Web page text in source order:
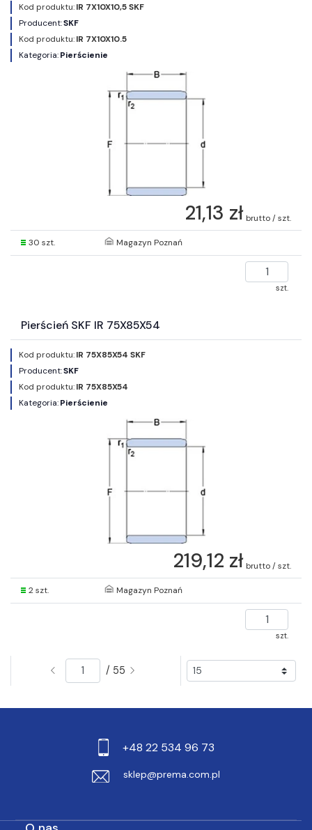
Kod produktu:IR 7X10X10,5 SKF
Producent:SKF
Kod produktu:IR 7X10X10.5
Kategoria:Pierścienie
21,13 zł brutto / szt.
30 szt. Magazyn Poznań
szt.
Pierścień SKF IR 75X85X54
Kod produktu:IR 75X85X54 SKF
Producent:SKF
Kod produktu:IR 75X85X54
Kategoria:Pierścienie
219,12 zł brutto / szt.
2 szt. Magazyn Poznań
szt.
/ 55
+48 22 534 96 73
sklep@prema.com.pl